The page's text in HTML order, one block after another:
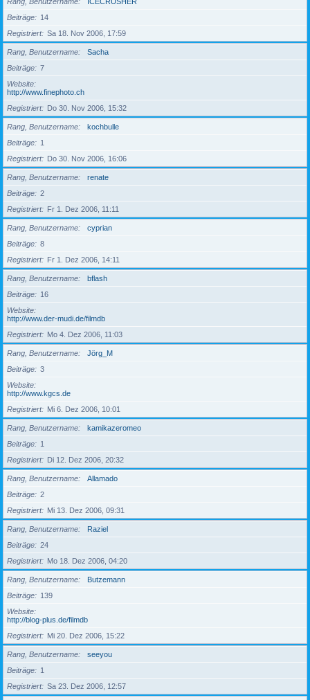
Beiträge
14
Registriert
Sa 18. Nov 2006, 17:59
Rang, Benutzername
Sacha
Beiträge
7
Website
http://www.finephoto.ch
Registriert
Do 30. Nov 2006, 15:32
Rang, Benutzername
kochbulle
Beiträge
1
Registriert
Do 30. Nov 2006, 16:06
Rang, Benutzername
renate
Beiträge
2
Registriert
Fr 1. Dez 2006, 11:11
Rang, Benutzername
cyprian
Beiträge
8
Registriert
Fr 1. Dez 2006, 14:11
Rang, Benutzername
bflash
Beiträge
16
Website
http://www.der-mudi.de/filmdb
Registriert
Mo 4. Dez 2006, 11:03
Rang, Benutzername
Jörg_M
Beiträge
3
Website
http://www.kgcs.de
Registriert
Mi 6. Dez 2006, 10:01
Rang, Benutzername
kamikazeromeo
Beiträge
1
Registriert
Di 12. Dez 2006, 20:32
Rang, Benutzername
Allamado
Beiträge
2
Registriert
Mi 13. Dez 2006, 09:31
Rang, Benutzername
Raziel
Beiträge
24
Registriert
Mo 18. Dez 2006, 04:20
Rang, Benutzername
Butzemann
Beiträge
139
Website
http://blog-plus.de/filmdb
Registriert
Mi 20. Dez 2006, 15:22
Rang, Benutzername
seeyou
Beiträge
1
Registriert
Sa 23. Dez 2006, 12:57